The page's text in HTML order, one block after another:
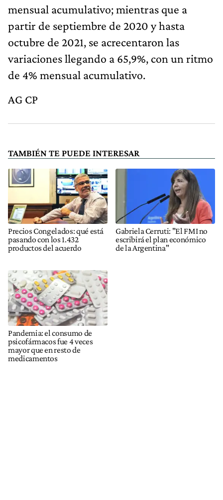
mensual acumulativo; mientras que a
partir de septiembre de 2020 y hasta
octubre de 2021, se acrecentaron las
variaciones llegando a 65,9%, con un ritmo
de 4% mensual acumulativo.
AG CP
TAMBIÉN TE PUEDE INTERESAR
Precios Congelados: qué está
pasando con los 1.432
productos del acuerdo
Gabriela Cerruti: "El FMI no
escribirá el plan económico
de la Argentina"
Pandemia: el consumo de
psicofármacos fue 4 veces
mayor que en resto de
medicamentos